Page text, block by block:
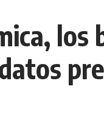
los